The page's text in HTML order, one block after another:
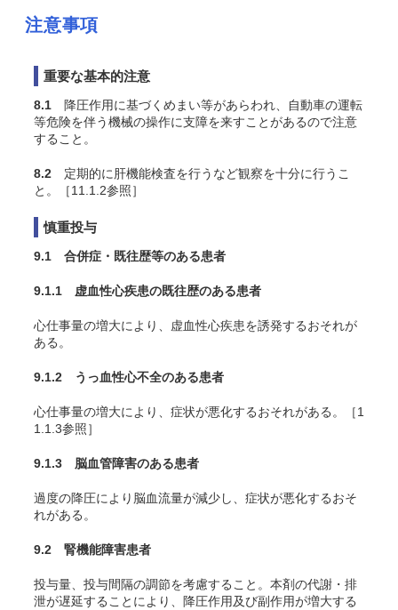
注意事項
重要な基本的注意
8.1 降圧作用に基づくめまい等があらわれ、自動車の運転
等危険を伴う機械の操作に支障を来すことがあるので注意
すること。
8.2 定期的に肝機能検査を行うなど観察を十分に行うこ
と。［11.1.2参照］
慎重投与
9.1 合併症・既往歴等のある患者
9.1.1 虚血性心疾患の既往歴のある患者
心仕事量の増大により、虚血性心疾患を誘発するおそれが
ある。
9.1.2 うっ血性心不全のある患者
心仕事量の増大により、症状が悪化するおそれがある。［1
1.1.3参照］
9.1.3 脳血管障害のある患者
過度の降圧により脳血流量が減少し、症状が悪化するおそ
れがある。
9.2 腎機能障害患者
投与量、投与間隔の調節を考慮すること。本剤の代謝・排
泄が遅延することにより、降圧作用及び副作用が増大する